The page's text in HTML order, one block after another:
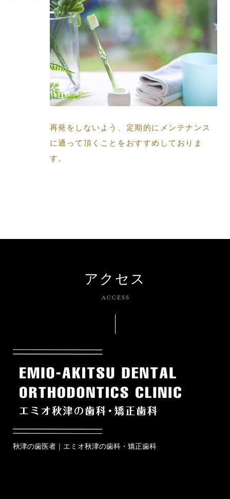
再発をしないよう、定期的にメンテナンス
に通って頂くことをおすすめしておりま
す。
アクセス
ACCESS
秋津の歯医者｜エミオ秋津の歯科・矯正歯科